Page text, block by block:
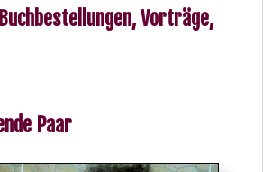
Vorträge,
Paar